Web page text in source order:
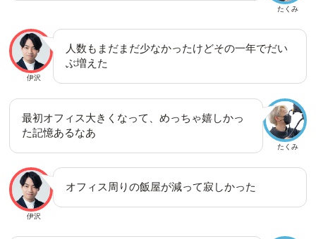
たくみ
伊沢
人数もまだまだ少なかったけどその一年でだい
ぶ増えた
たくみ
最初オフィス大きくなって、めっちゃ嬉しかっ
た記憶あるなあ
伊沢
オフィス周りの飯屋が減って寂しかった